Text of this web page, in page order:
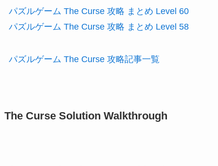
パズルゲーム The Curse 攻略 まとめ Level 60
パズルゲーム The Curse 攻略 まとめ Level 58
パズルゲーム The Curse 攻略記事一覧
The Curse Solution Walkthrough